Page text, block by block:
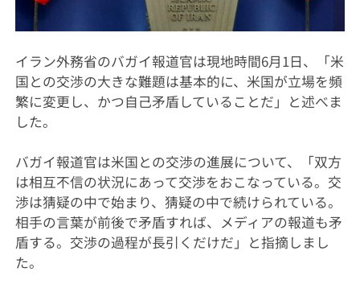
イラン外務省のバガイ報道官は現地時間6月1日、「米
国との交渉の大きな難題は基本的に、米国が立場を頻
繁に変更し、かつ自己矛盾していることだ」と述べま
した。
バガイ報道官は米国との交渉の進展について、「双方
は相互不信の状況にあって交渉をおこなっている。交
渉は猜疑の中で始まり、猜疑の中で続けられている。
相手の言葉が前後で矛盾すれば、メディアの報道も矛
盾する。交渉の過程が長引くだけだ」と指摘しまし
た。